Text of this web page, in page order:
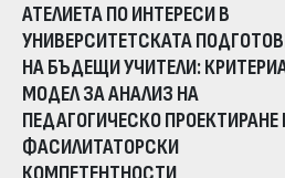
АТЕЛИЕТА ПО ИНТЕРЕСИ В
УНИВЕРСИТЕТСКАТА
НА БЪДЕЩИ УЧИТЕЛИ:
МОДЕЛ ЗА АНАЛИЗ НА
ПЕДАГОГИЧЕСКО ПРОЕКТИРАНЕ
ФАСИЛИТАТОРСКИ